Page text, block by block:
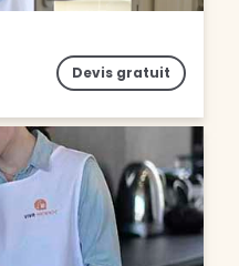
Devis gratuit